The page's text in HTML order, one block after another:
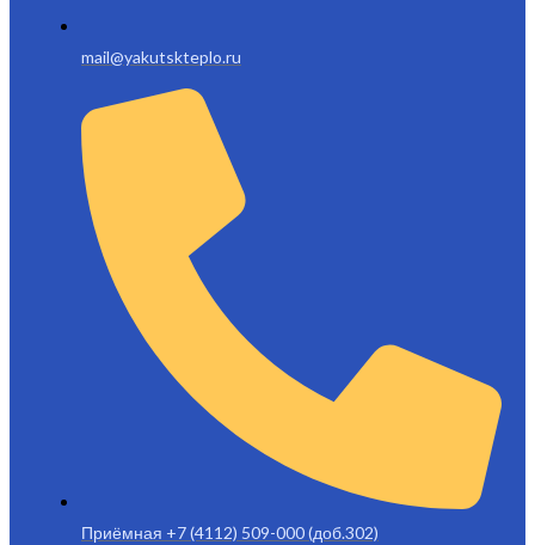
mail@yakutskteplo.ru
Приёмная +7 (4112) 509-000 (доб.302)